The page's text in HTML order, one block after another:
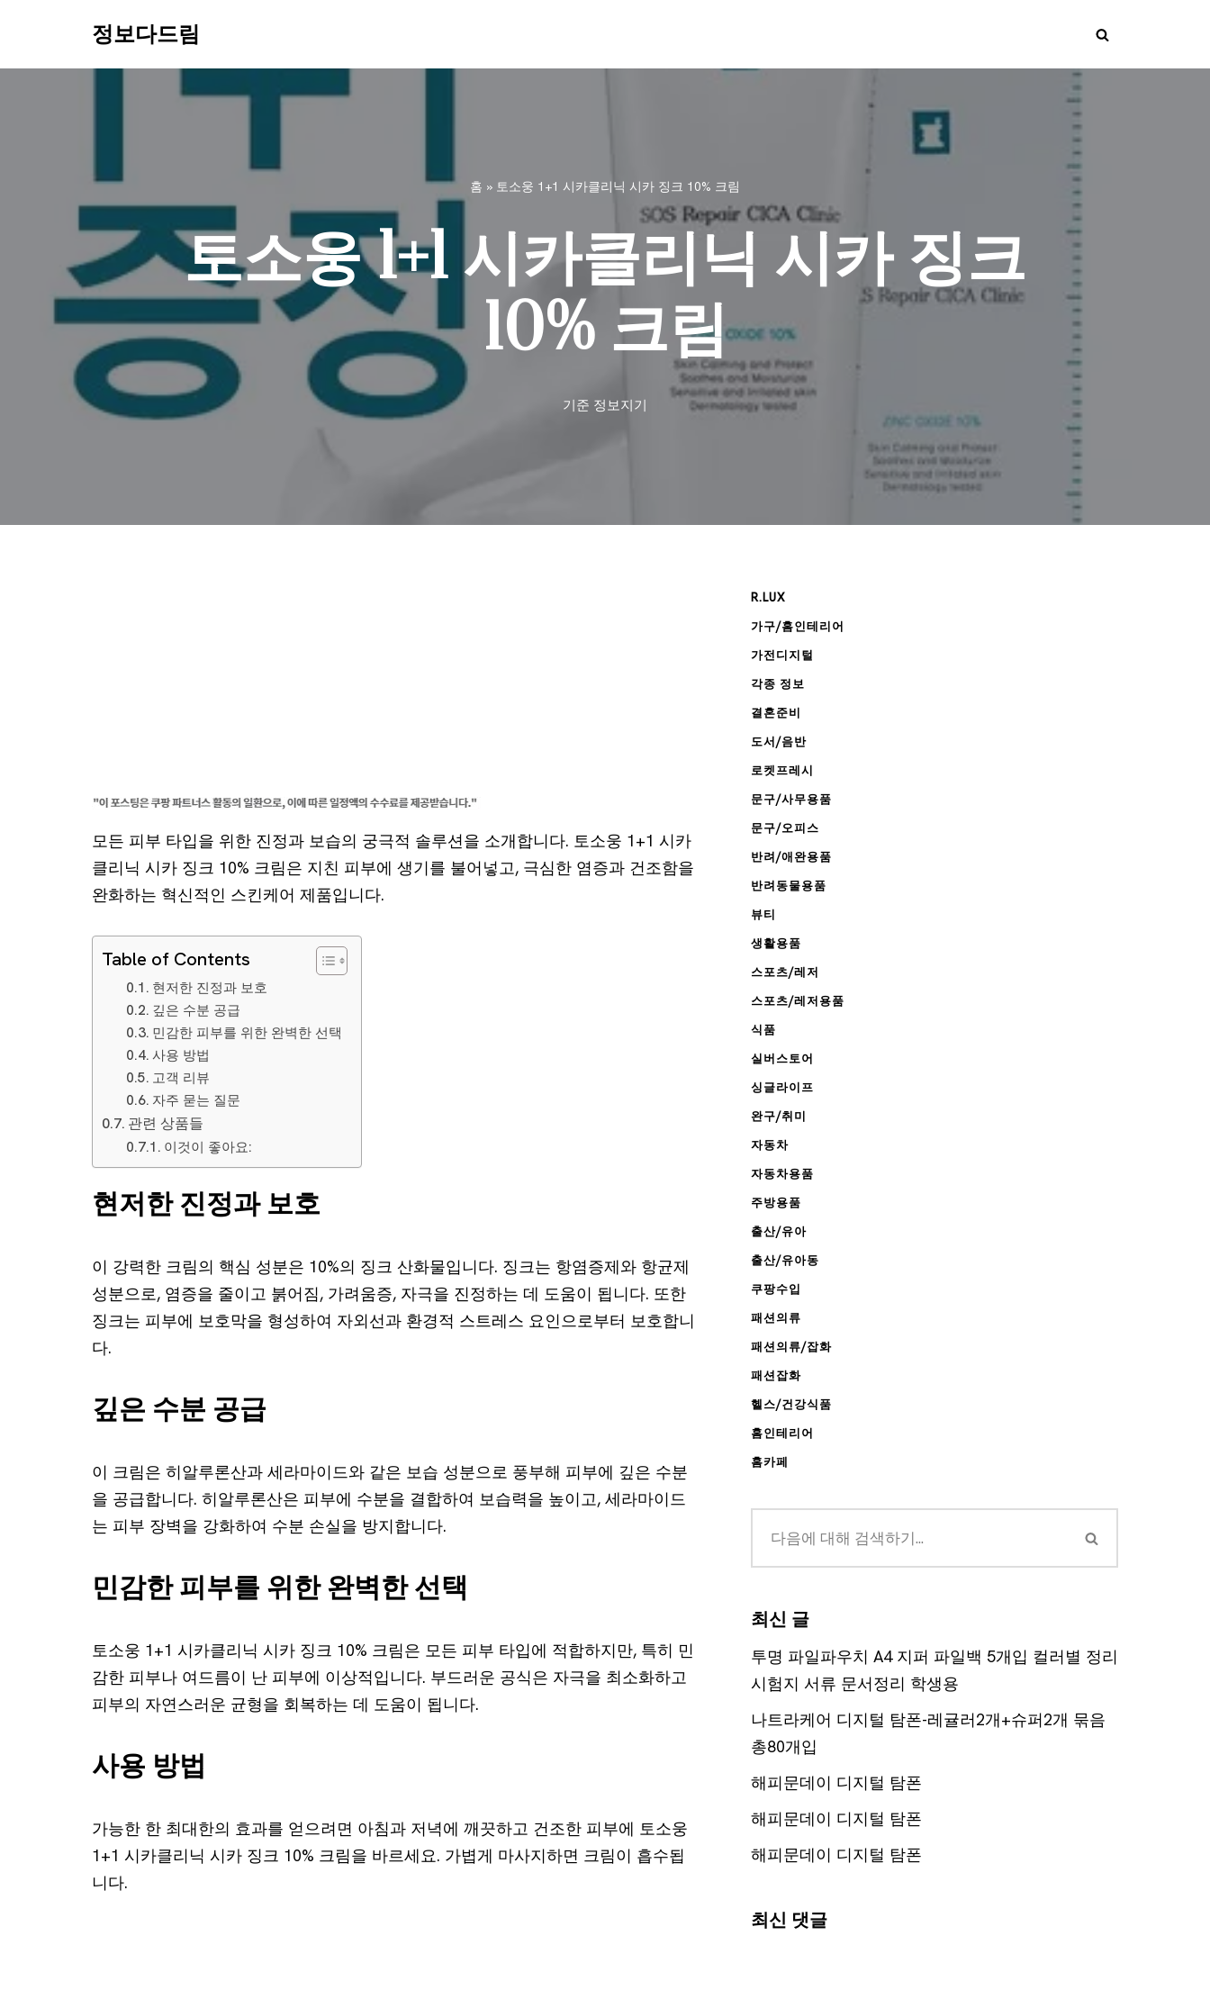
정보다드림
홈 » 토소웅 1+1 시카클리닉 시카 징크 10% 크림
토소웅 1+1 시카클리닉 시카 징크
10% 크림
기준 정보지기
모든 피부 타입을 위한 진정과 보습의 궁극적 솔루션을 소개합니다. 토소웅 1+1 시카
클리닉 시카 징크 10% 크림은 지친 피부에 생기를 불어넣고, 극심한 염증과 건조함을
완화하는 혁신적인 스킨케어 제품입니다.
Table of Contents
현저한 진정과 보호
깊은 수분 공급
민감한 피부를 위한 완벽한 선택
사용 방법
고객 리뷰
자주 묻는 질문
관련 상품들
이것이 좋아요:
현저한 진정과 보호
이 강력한 크림의 핵심 성분은 10%의 징크 산화물입니다. 징크는 항염증제와 항균제
성분으로, 염증을 줄이고 붉어짐, 가려움증, 자극을 진정하는 데 도움이 됩니다. 또한
징크는 피부에 보호막을 형성하여 자외선과 환경적 스트레스 요인으로부터 보호합니
다.
깊은 수분 공급
이 크림은 히알루론산과 세라마이드와 같은 보습 성분으로 풍부해 피부에 깊은 수분
을 공급합니다. 히알루론산은 피부에 수분을 결합하여 보습력을 높이고, 세라마이드
는 피부 장벽을 강화하여 수분 손실을 방지합니다.
민감한 피부를 위한 완벽한 선택
토소웅 1+1 시카클리닉 시카 징크 10% 크림은 모든 피부 타입에 적합하지만, 특히 민
감한 피부나 여드름이 난 피부에 이상적입니다. 부드러운 공식은 자극을 최소화하고
피부의 자연스러운 균형을 회복하는 데 도움이 됩니다.
사용 방법
가능한 한 최대한의 효과를 얻으려면 아침과 저녁에 깨끗하고 건조한 피부에 토소웅
1+1 시카클리닉 시카 징크 10% 크림을 바르세요. 가볍게 마사지하면 크림이 흡수됩
니다.
R.LUX
가구/홈인테리어
가전디지털
각종 정보
결혼준비
도서/음반
로켓프레시
문구/사무용품
문구/오피스
반려/애완용품
반려동물용품
뷰티
생활용품
스포츠/레저
스포츠/레저용품
식품
실버스토어
싱글라이프
완구/취미
자동차
자동차용품
주방용품
출산/유아
출산/유아동
쿠팡수입
패션의류
패션의류/잡화
패션잡화
헬스/건강식품
홈인테리어
홈카페
최신 글
투명 파일파우치 A4 지퍼 파일백 5개입 컬러별 정리
시험지 서류 문서정리 학생용
나트라케어 디지털 탐폰-레귤러2개+슈퍼2개 묶음
총80개입
해피문데이 디지털 탐폰
해피문데이 디지털 탐폰
해피문데이 디지털 탐폰
최신 댓글